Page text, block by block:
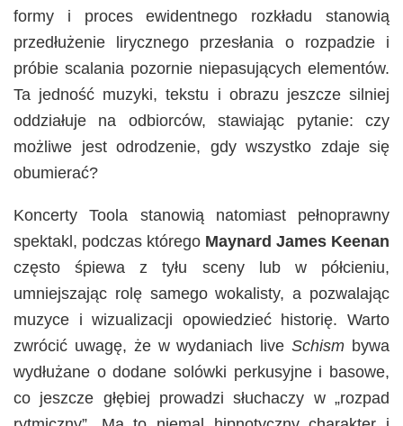
formy i proces ewidentnego rozkładu stanowią
przedłużenie lirycznego przesłania o rozpadzie i
próbie scalania pozornie niepasujących elementów.
Ta jedność muzyki, tekstu i obrazu jeszcze silniej
oddziałuje na odbiorców, stawiając pytanie: czy
możliwe jest odrodzenie, gdy wszystko zdaje się
obumierać?
Koncerty Toola stanowią natomiast pełnoprawny
spektakl, podczas którego Maynard James Keenan
często śpiewa z tyłu sceny lub w półcieniu,
umniejszając rolę samego wokalisty, a pozwalając
muzyce i wizualizacji opowiedzieć historię. Warto
zwrócić uwagę, że w wydaniach liveSchism bywa
wydłużane o dodane solówki perkusyjne i basowe,
co jeszcze głębiej prowadzi słuchaczy w „rozpad